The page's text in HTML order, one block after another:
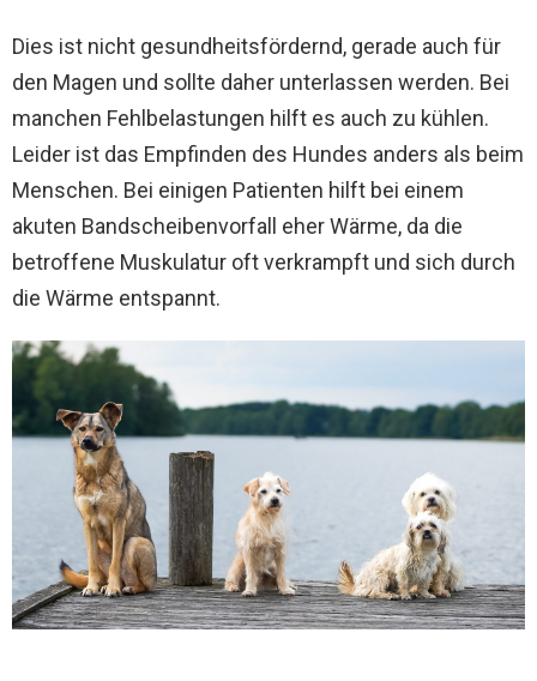
Dies ist nicht gesundheitsfördernd, gerade auch für
den Magen und sollte daher unterlassen werden. Bei
manchen Fehlbelastungen hilft es auch zu kühlen.
Leider ist das Empfinden des Hundes anders als beim
Menschen. Bei einigen Patienten hilft bei einem
akuten Bandscheibenvorfall eher Wärme, da die
betroffene Muskulatur oft verkrampft und sich durch
die Wärme entspannt.